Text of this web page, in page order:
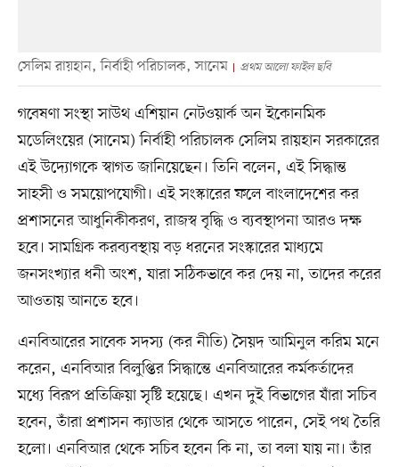
সেলিম রায়হান, নির্বাহী পরিচালক, সানেম প্রথম আলো ফাইল ছবি
গবেষণা সংস্থা সাউথ এশিয়ান নেটওয়ার্ক অন ইকোনমিক
মডেলিংয়ের (সানেম) নির্বাহী পরিচালক সেলিম রায়হান সরকারের
এই উদ্যোগকে স্বাগত জানিয়েছেন। তিনি বলেন, এই সিদ্ধান্ত
সাহসী ও সময়োপযোগী। এই সংস্কারের ফলে বাংলাদেশের কর
প্রশাসনের আধুনিকীকরণ, রাজস্ব বৃদ্ধি ও ব্যবস্থাপনা আরও দক্ষ
হবে। সামগ্রিক করব্যবস্থায় বড় ধরনের সংস্কারের মাধ্যমে
জনসংখ্যার ধনী অংশ, যারা সঠিকভাবে কর দেয় না, তাদের করের
আওতায় আনতে হবে।
এনবিআরের সাবেক সদস্য (কর নীতি) সৈয়দ আমিনুল করিম মনে
করেন, এনবিআর বিলুপ্তির সিদ্ধান্তে এনবিআরের কর্মকর্তাদের
মধ্যে বিরূপ প্রতিক্রিয়া সৃষ্টি হয়েছে। এখন দুই বিভাগের যাঁরা সচিব
হবেন, তাঁরা প্রশাসন ক্যাডার থেকে আসতে পারেন, সেই পথ তৈরি
হলো। এনবিআর থেকে সচিব হবেন কি না, তা বলা যায় না। তাঁর